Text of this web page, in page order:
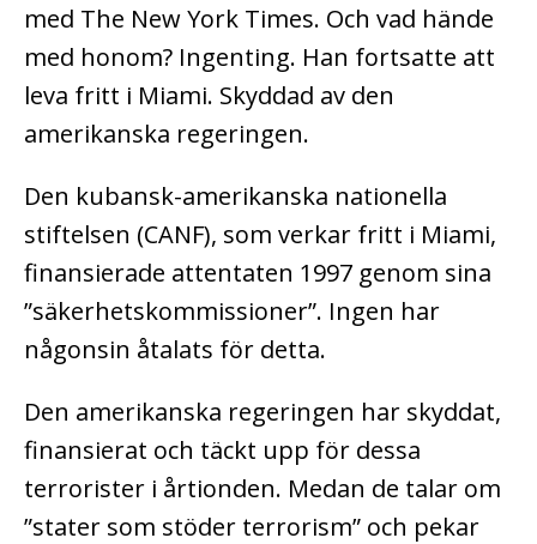
med The New York Times. Och vad hände
med honom? Ingenting. Han fortsatte att
leva fritt i Miami. Skyddad av den
amerikanska regeringen.
Den kubansk-amerikanska nationella
stiftelsen (CANF), som verkar fritt i Miami,
finansierade attentaten 1997 genom sina
”säkerhetskommissioner”. Ingen har
någonsin åtalats för detta.
Den amerikanska regeringen har skyddat,
finansierat och täckt upp för dessa
terrorister i årtionden. Medan de talar om
”stater som stöder terrorism” och pekar